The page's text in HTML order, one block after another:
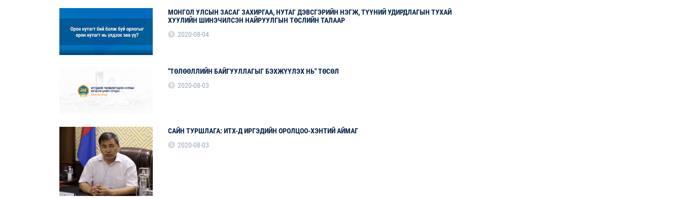
МОНГОЛ УЛСЫН ЗАСАГ ЗАХИРГАА, НУТАГ ДЭВСГЭРИЙН НЭГЖ, ТҮҮНИЙ УДИРДЛАГЫН ТУХАЙ
ХУУЛИЙН ШИНЭЧИЛСЭН НАЙРУУЛГЫН ТӨСЛИЙН ТАЛААР
2020-08-04
"ТӨЛӨӨЛЛИЙН БАЙГУУЛЛАГЫГ БЭХЖҮҮЛЭХ НЬ" ТӨСӨЛ
2020-08-03
САЙН ТУРШЛАГА: ИТХ-Д ИРГЭДИЙН ОРОЛЦОО-ХЭНТИЙ АЙМАГ
2020-08-03